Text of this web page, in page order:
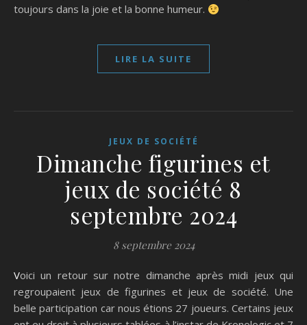
toujours dans la joie et la bonne humeur.
LIRE LA SUITE
JEUX DE SOCIÉTÉ
Dimanche figurines et
jeux de société 8
septembre 2024
8 septembre 2024
Voici un retour sur notre dimanche après midi jeux qui
regroupaient jeux de figurines et jeux de société. Une
belle participation car nous étions 27 joueurs. Certains jeux